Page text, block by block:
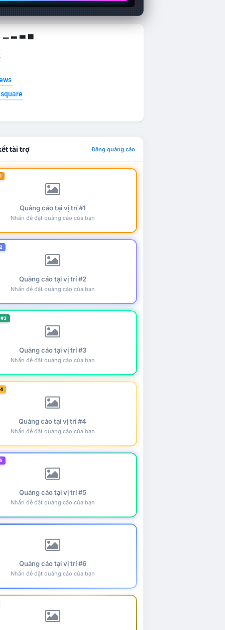
▁ ▂ ▃ ▄
tài trợ Đăng quảng cáo
Quảng cáo tại vị trí #1
Nhấn để đặt quảng cáo của bạn
Quảng cáo tại vị trí #2
Nhấn để đặt quảng cáo của bạn
Quảng cáo tại vị trí #3
Nhấn để đặt quảng cáo của bạn
Quảng cáo tại vị trí #4
Nhấn để đặt quảng cáo của bạn
Quảng cáo tại vị trí #5
Nhấn để đặt quảng cáo của bạn
Quảng cáo tại vị trí #6
Nhấn để đặt quảng cáo của bạn